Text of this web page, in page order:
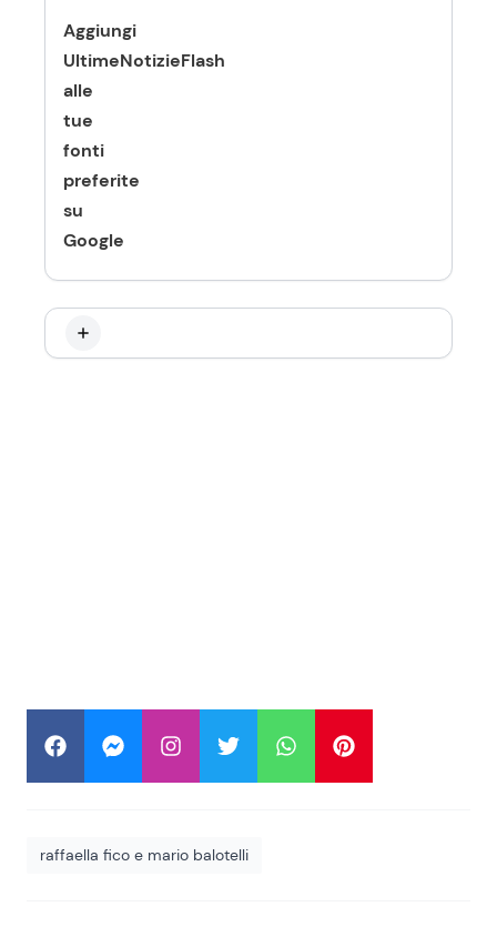
Aggiungi
UltimeNotizieFlash
alle
tue
fonti
preferite
su
Google
raffaella fico e mario balotelli